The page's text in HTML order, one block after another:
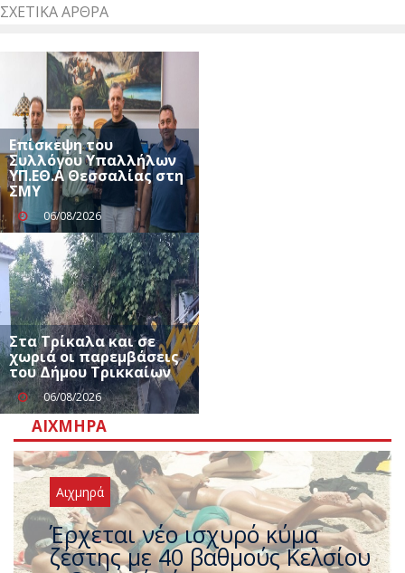
ΣΧΕΤΙΚΆ ΆΡΘΡΑ
Επίσκεψη του
Συλλόγου Υπαλλήλων
ΥΠ.ΕΘ.Α Θεσσαλίας στη
ΣΜΥ
06/08/2026
Στα Τρίκαλα και σε
χωριά οι παρεμβάσεις
του Δήμου Τρικκαίων
06/08/2026
ΑΙΧΜΗΡΆ
Αιχμηρά
Άφαντος ο Τσίπρας… την ώρα
που η χώρα καίγεται